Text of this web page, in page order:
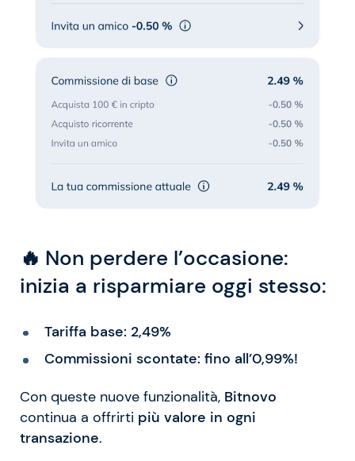
🔥 Non perdere l’occasione:
inizia a risparmiare oggi stesso:
Tariffa base: 2,49%
Commissioni scontate: fino all’0,99%!
Con queste nuove funzionalità, Bitnovo
continua a offrirti più valore in ogni
transazione.